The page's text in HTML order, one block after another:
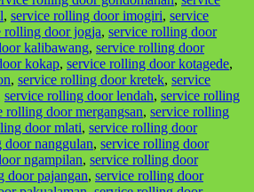
, service rolling door imogiri, service
rolling door jogja, service rolling door
kalibawang, service rolling door
kokap, service rolling door kotagede,
, service rolling door kretek, service
service rolling door lendah, service rolling
rolling door mergangsan, service rolling
door mlati, service rolling door
nanggulan, service rolling door
ngampilan, service rolling door
door pajangan, service rolling door